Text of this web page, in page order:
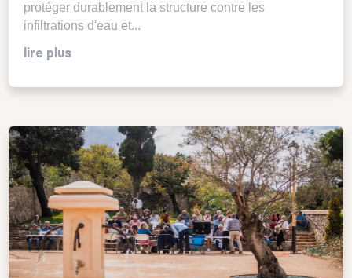
protéger durablement la structure contre les
infiltrations d'eau et...
lire plus